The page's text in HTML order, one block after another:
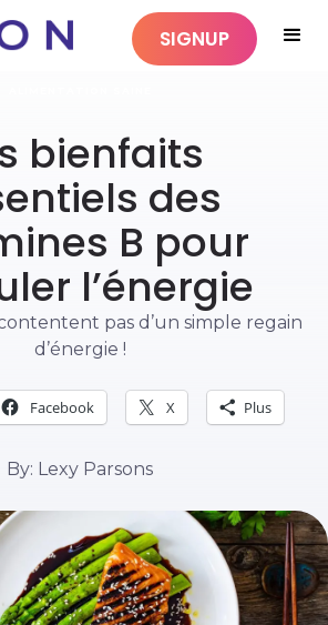
SIGNUP
bienfaits
des
B pour
l’énergie
pas d’un simple regain
d’énergie !
Facebook X Plus
By: Lexy Parsons